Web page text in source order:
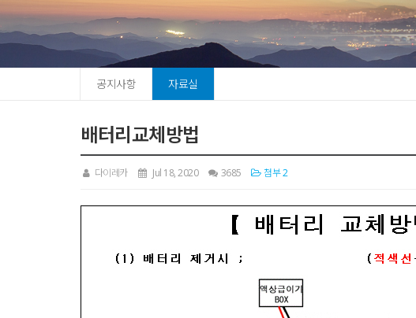
공지사항 자료실
배터리교체방법
다이레카 Jul 18, 2020 3685 첨부 2